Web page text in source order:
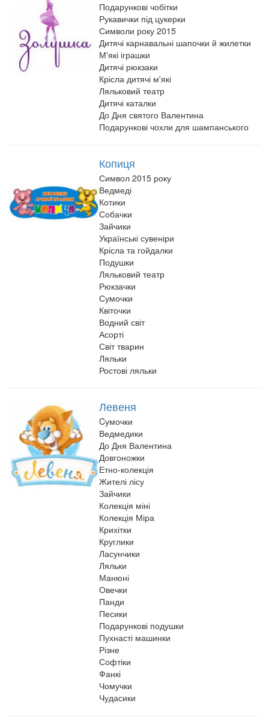
Подарункові чобітки
Рукавички під цукерки
Символи року 2015
Дитячі карнавальні шапочки й жилетки
М'які іграшки
Дитячі рюкзаки
Крісла дитячі м'які
Ляльковий театр
Дитячі каталки
До Дня святого Валентина
Подарункові чохли для шампанського
Копиця
Символ 2015 року
Ведмеді
Котики
Собачки
Зайчики
Українські сувеніри
Крісла та гойдалки
Подушки
Ляльковий театр
Рюкзачки
Сумочки
Квіточки
Водний світ
Асорті
Світ тварин
Ляльки
Ростові ляльки
Левеня
Cумочки
Ведмедики
До Дня Валентина
Довгоножки
Етно-колекція
Жителі лісу
Зайчики
Колекція міні
Колекція Міра
Крихітки
Круглики
Ласунчики
Ляльки
Манюні
Овечки
Панди
Песики
Подарункові подушки
Пухнасті машинки
Різне
Софтіки
Фанкі
Чомучки
Чудасики